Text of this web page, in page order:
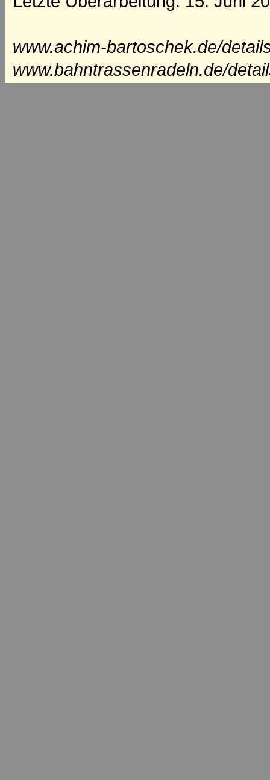
www.achim-bartoschek.de/
www.bahntrassenradeln.de/